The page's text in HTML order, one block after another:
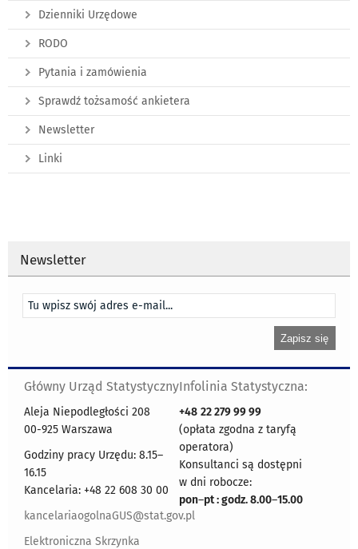
Dzienniki Urzędowe
RODO
Pytania i zamówienia
Sprawdź tożsamość ankietera
Newsletter
Linki
Newsletter
Główny Urząd Statystyczny
Aleja Niepodległości 208
00-925 Warszawa
Godziny pracy Urzędu: 8.15–
16.15
Kancelaria: +48 22 608 30 00
kancelariaogolnaGUS@stat.gov.pl
Elektroniczna Skrzynka
Infolinia Statystyczna:
+48 22 279 99 99
(opłata zgodna z taryfą
operatora)
Konsultanci są dostępni
w dni robocze:
pon–pt : godz. 8.00–15.00